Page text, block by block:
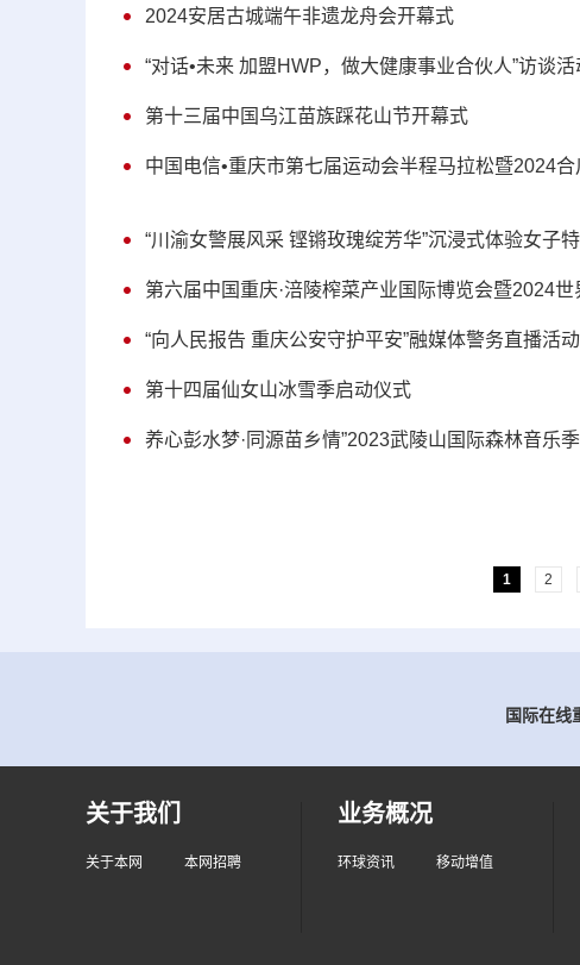
2024安居古城端午非遗龙舟会开幕式
“对话•未来 加盟HWP，做大健康事业合伙人”访谈活
第十三届中国乌江苗族踩花山节开幕式
中国电信•重庆市第七届运动会半程马拉松暨2024
“川渝女警展风采 铿锵玫瑰绽芳华”沉浸式体验女子
第六届中国重庆·涪陵榨菜产业国际博览会暨2024
“向人民报告 重庆公安守护平安”融媒体警务直播活动
第十四届仙女山冰雪季启动仪式
养心彭水梦·同源苗乡情”2023武陵山国际森林音乐
1 2
国际在
关于我们
关于本网 本网招聘
业务概况
环球资讯 移动增值